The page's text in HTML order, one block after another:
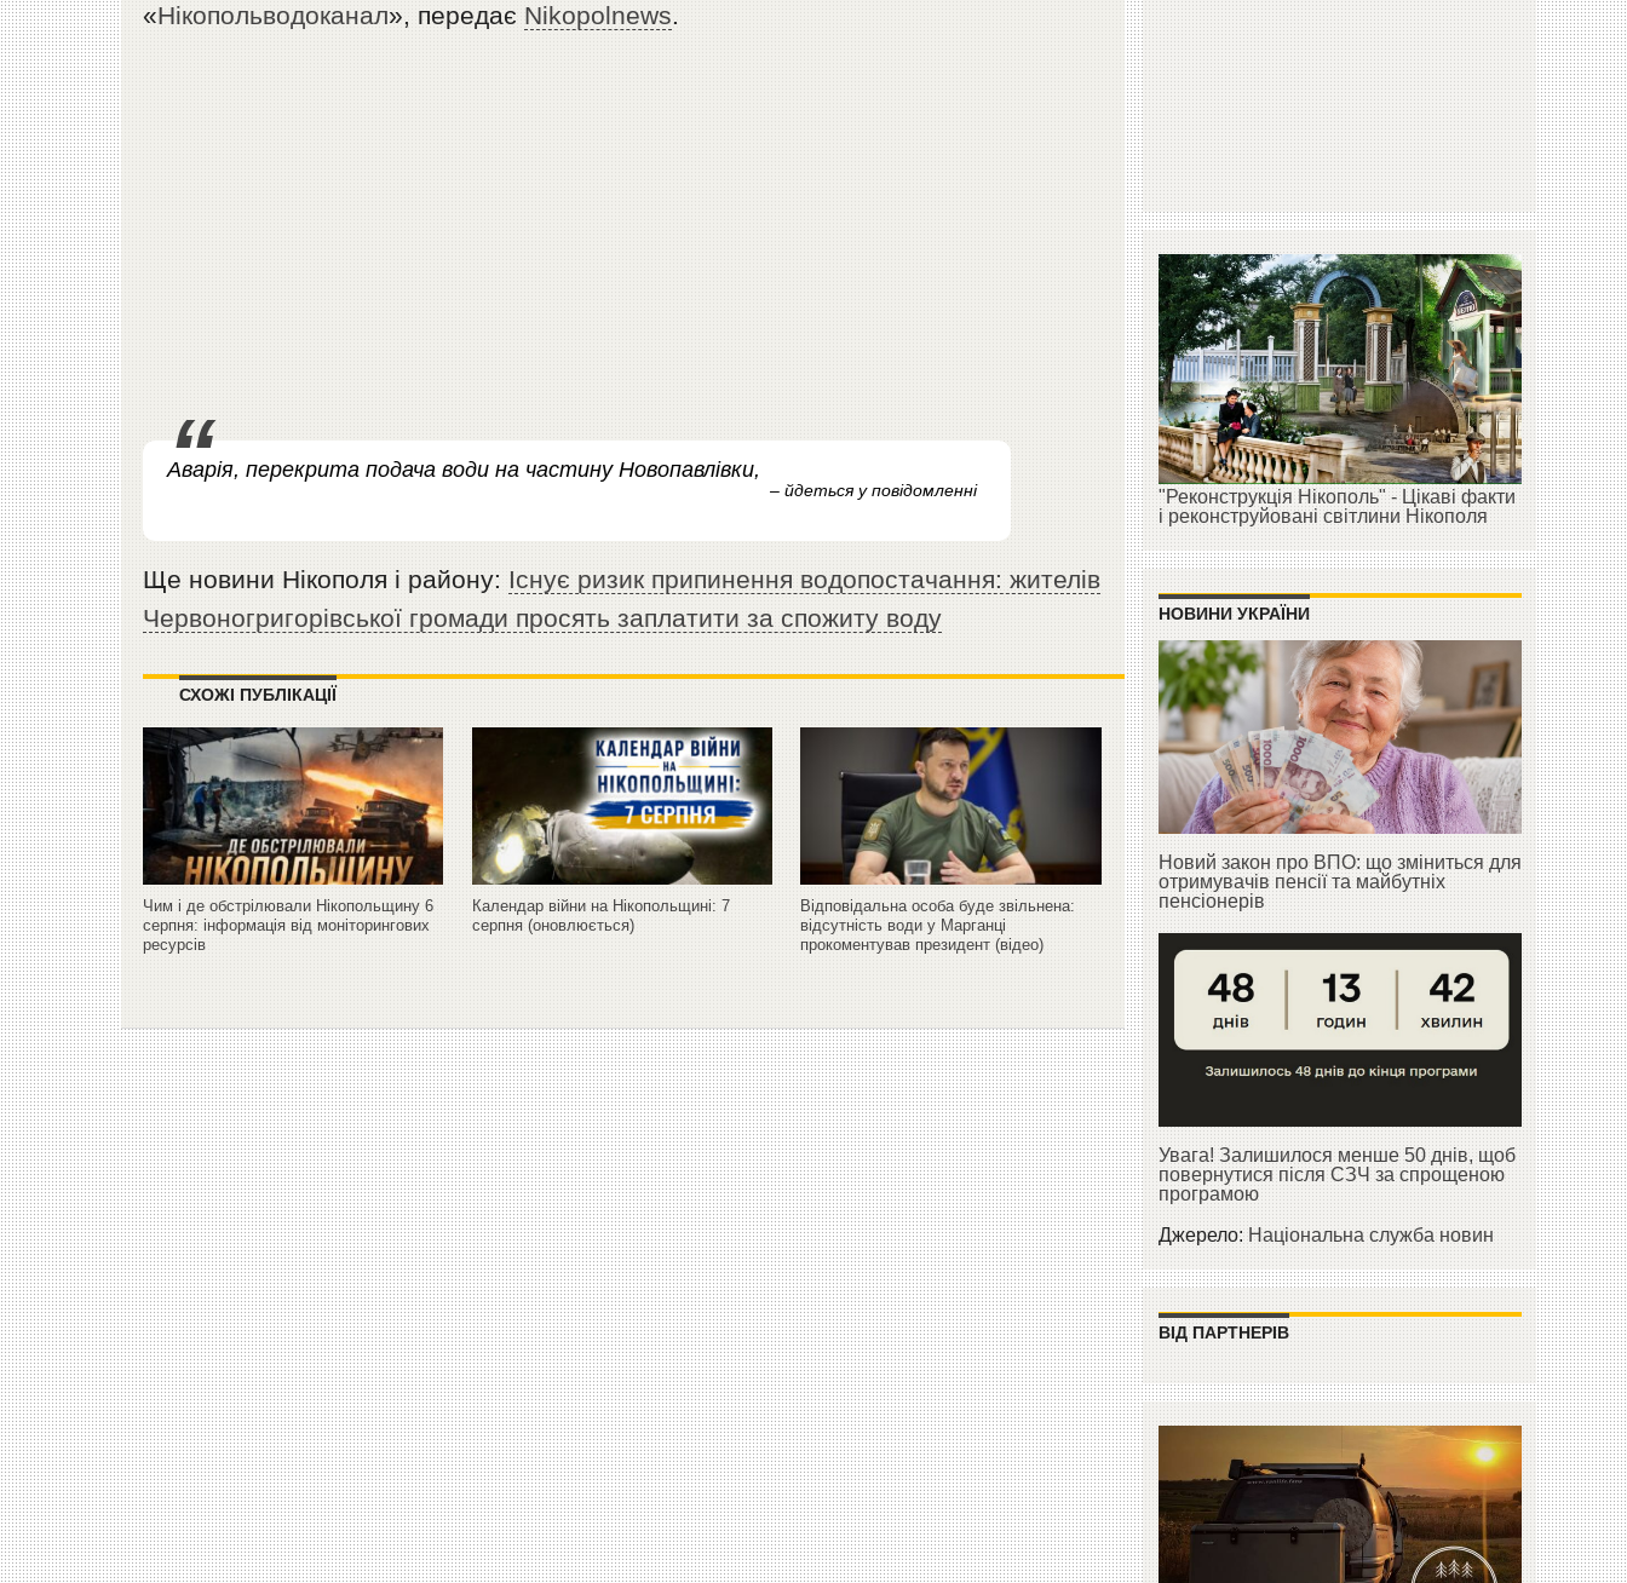
«Нікопольводоканал», передає Nikopolnews.
Аварія, перекрита подача води на частину Новопавлівки,
– йдеться у повідомленні
Ще новини Нікополя і району: Існує ризик припинення водопостачання: жителів
Червоногригорівської громади просять заплатити за спожиту воду
СХОЖІ ПУБЛІКАЦІЇ
Чим і де обстрілювали Нікопольщину 6
серпня: інформація від моніторингових
ресурсів
Календар війни на Нікопольщині: 7
серпня (оновлюється)
Відповідальна особа буде звільнена:
відсутність води у Марганці
прокоментував президент (відео)
"Реконструкція Нікополь" - Цікаві факти
і реконструйовані світлини Нікополя
НОВИНИ УКРАЇНИ
Новий закон про ВПО: що зміниться для
отримувачів пенсії та майбутніх
пенсіонерів
Увага! Залишилося менше 50 днів, щоб
повернутися після СЗЧ за спрощеною
програмою
Джерело:Національна служба новин
ВІД ПАРТНЕРІВ